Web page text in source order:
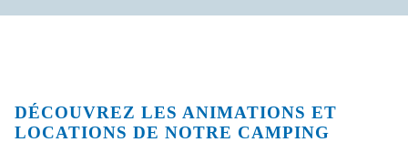
DÉCOUVREZ LES ANIMATIONS ET
LOCATIONS DE NOTRE CAMPING